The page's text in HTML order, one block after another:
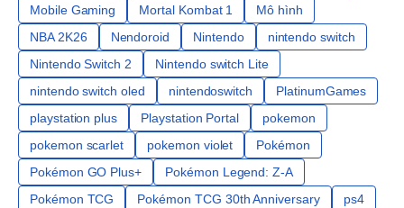
Mobile Gaming
Mortal Kombat 1
Mô hình
NBA 2K26
Nendoroid Nintendo
nintendo switch
Nintendo Switch 2
Nintendo switch Lite
nintendo switch oled
nintendoswitch
PlatinumGames
playstation plus
Playstation Portal
pokemon
pokemon scarlet
pokemon violet
Pokémon
Pokémon GO Plus+
Pokémon Legend: Z-A
Pokémon TCG
Pokémon TCG 30th Anniversary
ps4